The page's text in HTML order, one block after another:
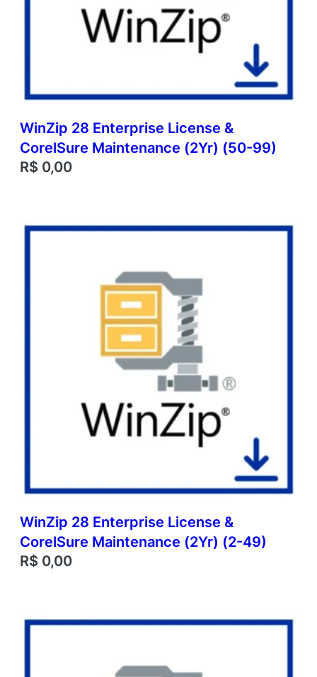
WinZip 28 Enterprise License &
CorelSure Maintenance (2Yr) (50-99)
R$ 0,00
WinZip 28 Enterprise License &
CorelSure Maintenance (2Yr) (2-49)
R$ 0,00